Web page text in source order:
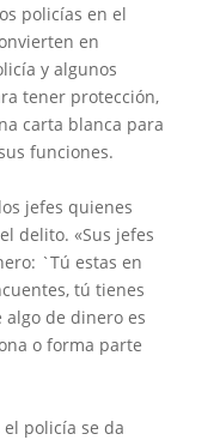
policías en el
en
y algunos
tener protección,
carta blanca para
funciones.
jefes quienes
delito. «Sus jefes
`Tú estas en
tú tienes
algo de dinero es
o forma parte
el policía se da